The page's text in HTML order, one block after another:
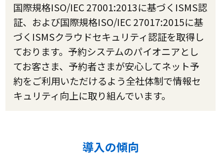
国際規格ISO/IEC 27001:2013に基づくISMS認
証、および国際規格ISO/IEC 27017:2015に基
づくISMSクラウドセキュリティ認証を取得し
ております。予約システムのパイオニアとし
てお客さま、予約者さまが安心してネット予
約をご利用いただけるよう全社体制で情報セ
キュリティ向上に取り組んでいます。
導入の傾向